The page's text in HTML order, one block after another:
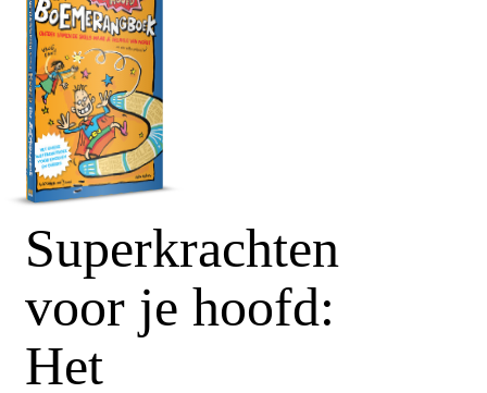
Superkrachten
voor je hoofd:
Het